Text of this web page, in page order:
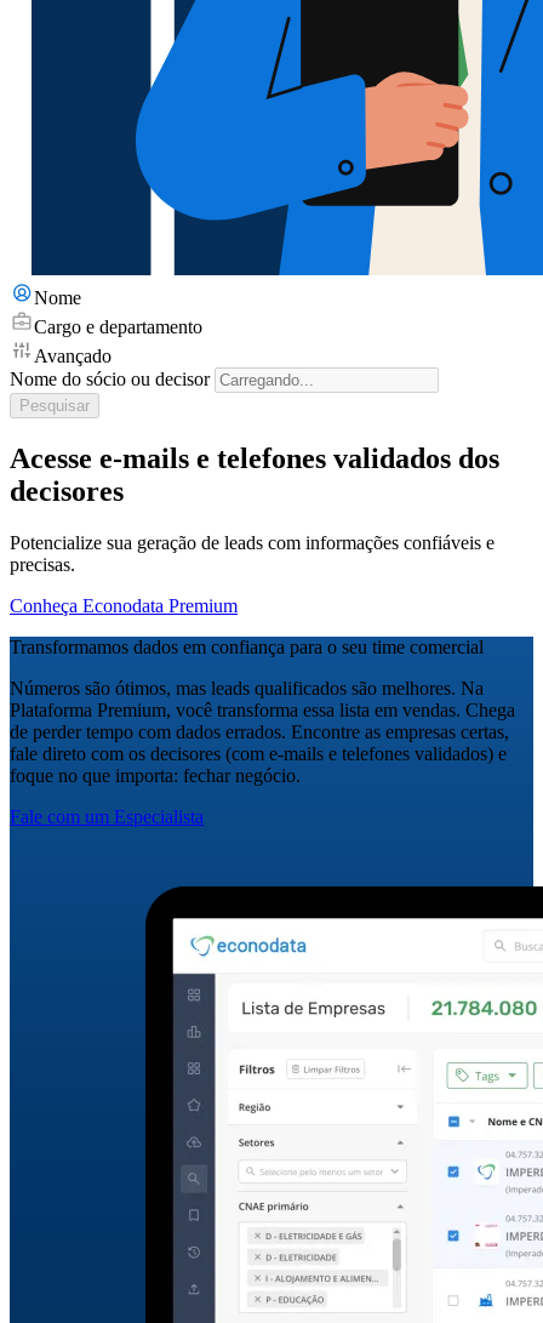
Nome
Cargo e departamento
Avançado
Nome do sócio ou decisor
Pesquisar
Acesse e-mails e telefones validados dos
decisores
Potencialize sua geração de leads com informações confiáveis e
precisas.
Conheça Econodata Premium
Transformamos dados em confiança para o seu time comercial
Números são ótimos, mas leads qualificados são melhores. Na
Plataforma Premium, você transforma essa lista em vendas. Chega
de perder tempo com dados errados. Encontre as empresas certas,
fale direto com os decisores (com e-mails e telefones validados) e
foque no que importa: fechar negócio.
Fale com um Especialista